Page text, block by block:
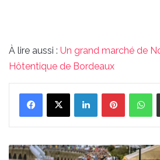
À lire aussi : Un grand marché de
Hôtentique de Bordeaux
LinkedinPinterest
Semi-